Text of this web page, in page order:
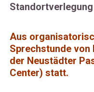
Standortverlegung
Aus
Sprechstunde von
der Neustädter
Center) statt.